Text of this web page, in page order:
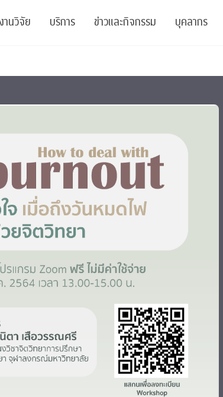
บัณฑิต
ตรปริญญาตรี
บัณฑิตศึกษา
หลักสูตรปริญญาโทและ
ปริญญาเอก
จุบัน
านวิจัย
งานประชุมวิชาการ
งานประชุมวิชาการระดับนานาชาติ
TICP 2023
SSBW Activities
ทุนและรางวัล
บริการ
ศูนย์สุขภาวะทางจิต
ศูนย์จิตวิทยาเพื่อประสิทธิภาพองค์กร
Life Di
CU Radio
ข่าวและกิจกรรม
เสวนาและบรรยายพิเศษ
โครงการอบรม
ตำแหน่งงาน
บุคลากร
เจ้าหน้าที่